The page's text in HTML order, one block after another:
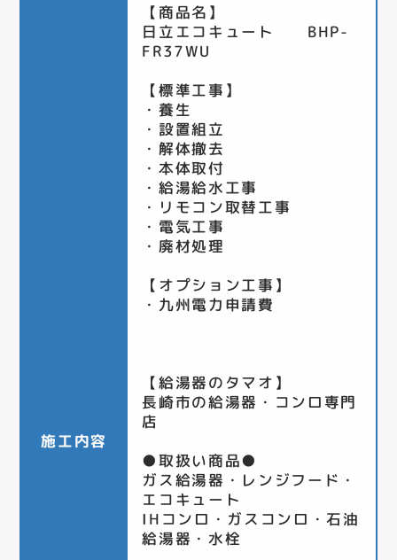
施工内容
【商品名】
日立エコキュート BHP-
FR37WU
【標準工事】
・養生
・設置組立
・解体撤去
・本体取付
・給湯給水工事
・リモコン取替工事
・電気工事
・廃材処理
【オプション工事】
・九州電力申請費
【給湯器のタマオ】
長崎市の給湯器・コンロ専門
店
●取扱い商品●
ガス給湯器・レンジフード・
エコキュート
IHコンロ・ガスコンロ・石油
給湯器・水栓